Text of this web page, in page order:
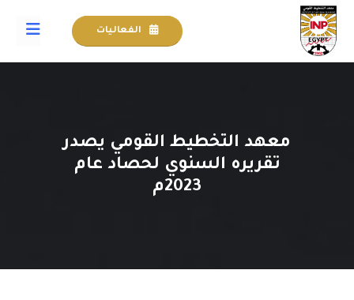
الفعاليات
معهد التخطيط القومي يصدر
تقريره السنوي لحصاد عام
2023م